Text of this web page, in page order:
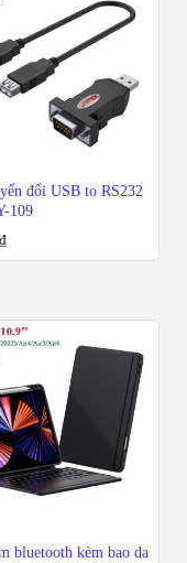
đổi USB to RS232
109
₫
bluetooth kèm bao da